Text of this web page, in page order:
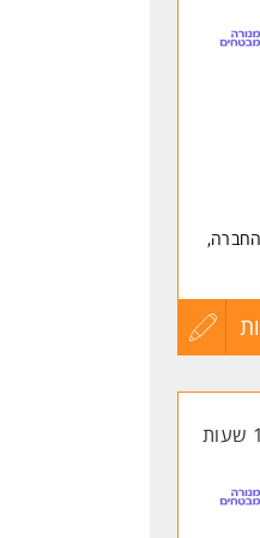
החברה,
עדכון